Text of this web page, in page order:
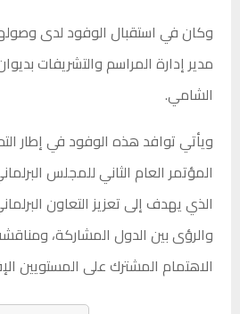
وكان في استقبال الوفود لدى وصولها
مدير إدارة المراسم والتشريفات
الشامي.
ويأتي توافد هذه الوفود في إطار
المؤتمر العام الثاني للمجلس
الذي يهدف إلى تعزيز التعاون
والرؤى بين الدول المشاركة،
الاهتمام المشترك على المستويين